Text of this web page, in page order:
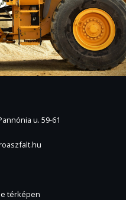
u. 59-61
térképen